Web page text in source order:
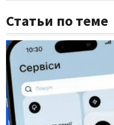
Статьи по теме